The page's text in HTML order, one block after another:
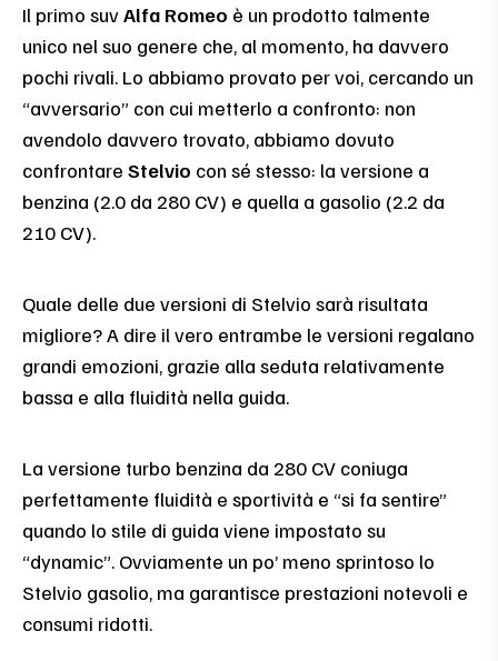
Il primo suvAlfa Romeo è un prodotto talmente
unico nel suo genere che, al momento, ha davvero
pochi rivali. Lo abbiamo provato per voi, cercando un
“avversario” con cui metterlo a confronto: non
avendolo davvero trovato, abbiamo dovuto
confrontare Stelvio con sé stesso: la versione a
benzina (2.0 da 280 CV) e quella a gasolio (2.2 da
210 CV).
Quale delle due versioni di Stelvio sarà risultata
migliore? A dire il vero entrambe le versioni regalano
grandi emozioni, grazie alla seduta relativamente
bassa e alla fluidità nella guida.
La versione turbo benzina da 280 CV coniuga
perfettamente fluidità e sportività e “si fa sentire”
quando lo stile di guida viene impostato su
“dynamic”. Ovviamente un po’ meno sprintoso lo
Stelvio gasolio, ma garantisce prestazioni notevoli e
consumi ridotti.